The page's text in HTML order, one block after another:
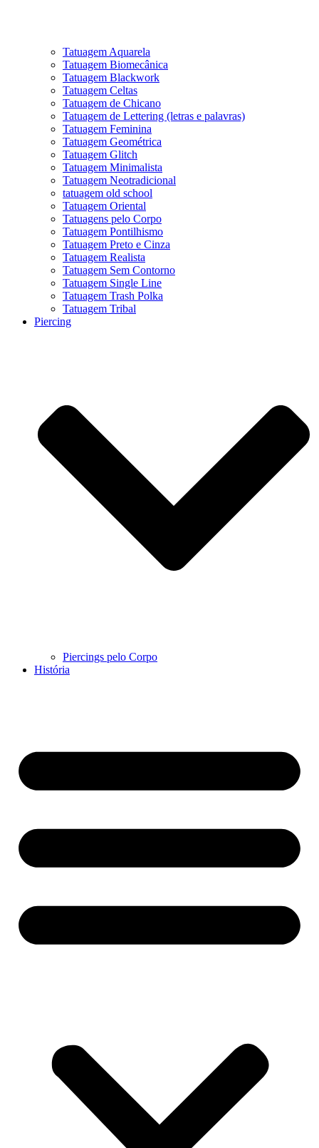
Tatuagem Aquarela
Tatuagem Biomecânica
Tatuagem Blackwork
Tatuagem Celtas
Tatuagem de Chicano
Tatuagem de Lettering (letras e palavras)
Tatuagem Feminina
Tatuagem Geométrica
Tatuagem Glitch
Tatuagem Minimalista
Tatuagem Neotradicional
tatuagem old school
Tatuagem Oriental
Tatuagens pelo Corpo
Tatuagem Pontilhismo
Tatuagem Preto e Cinza
Tatuagem Realista
Tatuagem Sem Contorno
Tatuagem Single Line
Tatuagem Trash Polka
Tatuagem Tribal
Piercing
Piercings pelo Corpo
História